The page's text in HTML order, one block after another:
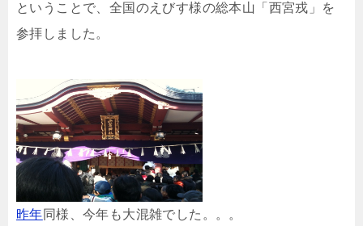
ということで、全国のえびす様の総本山「西宮戎」を
参拝しました。
昨年同様、今年も大混雑でした。。。